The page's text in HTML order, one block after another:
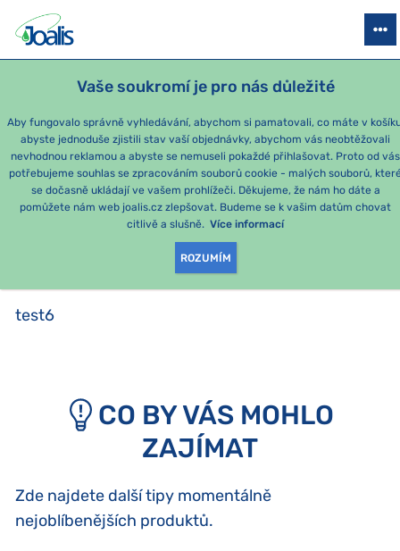
Vaše soukromí je pro nás důležité
Aby fungovalo správně vyhledávání, abychom si pamatovali, co máte v
abyste jednoduše zjistili stav vaší objednávky, abychom vás neobtěžovali
nevhodnou reklamou a abyste se nemuseli pokaždé přihlašovat. Proto od vás
potřebujeme souhlas se zpracováním souborů cookie - malých souborů,
se dočasně ukládají ve vašem prohlížeči. Děkujeme, že nám ho dáte a
pomůžete nám web joalis.cz zlepšovat. Budeme se k vašim datům chovat
citlivě a slušně. Více informací
ROZUMÍM
PRODUKTY PODLE OBTÍŽÍ SEZÓNNÍ BALÍČKY PRO DĚTI
test6
PRODUKTY PODLE
KATEGORIE:
test6
CO BY VÁS MOHLO
ZAJÍMAT
Zde najdete další tipy momentálně
nejoblíbenějších produktů.